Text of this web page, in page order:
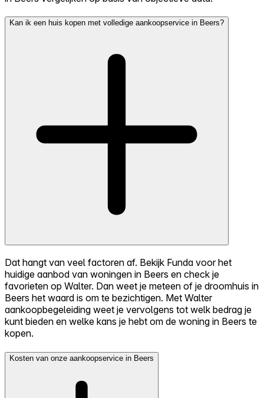
Kan ik een huis kopen met volledige aankoopservice in Beers?
Dat hangt van veel factoren af. Bekijk Funda voor het
huidige aanbod van woningen in Beers en check je
favorieten op Walter. Dan weet je meteen of je droomhuis in
Beers het waard is om te bezichtigen. Met Walter
aankoopbegeleiding weet je vervolgens tot welk bedrag je
kunt bieden en welke kans je hebt om de woning in Beers te
kopen.
Kosten van onze aankoopservice in Beers